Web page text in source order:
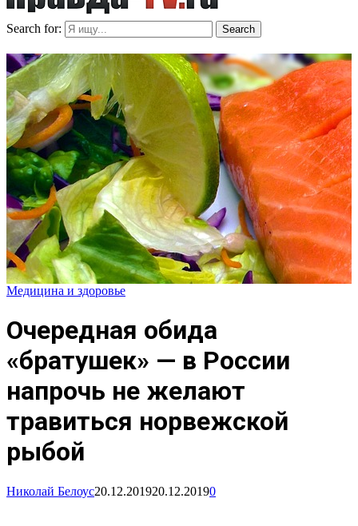
Search for: Search
Медицина и здоровье
Очередная обида
«братушек» — в России
напрочь не желают
травиться норвежской
рыбой
Николай Белоус20.12.201920.12.20190